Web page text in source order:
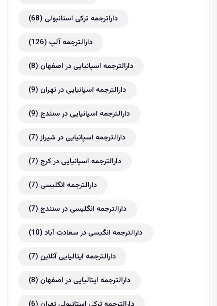
داراترجمه ترکی استانبولی (68)
دارالترجمه آلپ (126)
دارالترجمه اسپانیایی در اصفهان (8)
دارالترجمه اسپانیایی در تهران (9)
دارالترجمه اسپانیایی در سنندج (9)
دارالترجمه اسپانیایی در شیراز(7)
دارالترجمه اسپانیایی در کرج (7)
دارالترجمه انگلیسی (7)
دارالترجمه انگلیسی در سنندج (7)
دارالترجمه انگیسی در سعادت آباد (10)
دارالترجمه ایتالیایی آنلاین (7)
دارالترجمه ایتالیایی در اصفهان (8)